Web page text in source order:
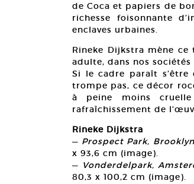
de Coca et papiers de
richesse foisonnante
enclaves urbaines.
Rineke Dijkstra mène
adulte, dans nos
Si le cadre paraît s’être
trompe pas, ce décor
à peine moins
rafraîchissement de
Rineke Dijkstra
— Prospect Park,
x 93,6 cm (image).
— Vonderdelpark,
80,3 x 100,2 cm (image).